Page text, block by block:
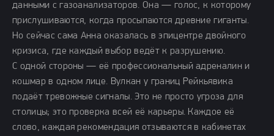
данными с газоанализаторов. Она — голос, к которому
прислушиваются, когда просыпаются древние гиганты.
Но сейчас сама Анна оказалась в эпицентре двойного
кризиса, где каждый выбор ведёт к разрушению.
С одной стороны — её профессиональный адреналин и
кошмар в одном лице. Вулкан у границ Рейкьявика
подаёт тревожные сигналы. Это не просто угроза для
столицы; это проверка всей её карьеры. Каждое её
слово, каждая рекомендация отзываются в кабинетах